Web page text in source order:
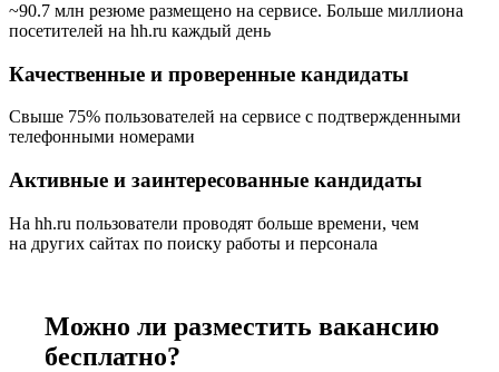
~90.7 млн резюме размещено на сервисе. Больше миллиона
посетителей на hh.ru каждый день
Качественные и проверенные кандидаты
Свыше 75% пользователей на сервисе с подтвержденными
телефонными номерами
Активные и заинтересованные кандидаты
На hh.ru пользователи проводят больше времени, чем
на других сайтах по поиску работы и персонала
Можно ли разместить вакансию
бесплатно?